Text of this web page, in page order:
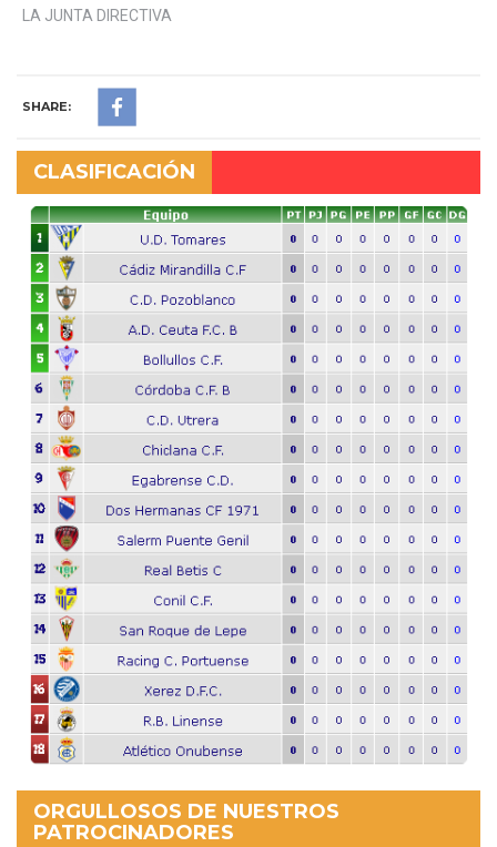
LA JUNTA DIRECTIVA
SHARE:
CLASIFICACIÓN
ORGULLOSOS DE NUESTROS
PATROCINADORES